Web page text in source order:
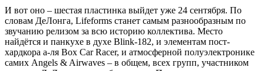
И вот оно – шестая пластинка выйдет уже 24 сентября. По
словам ДеЛонга, Lifeforms станет самым разнообразным по
звучанию релизом за всю историю коллектива. Место
найдётся и панкухе в духе Blink-182, и элементам пост-
хардкора а-ля Box Car Racer, и атмосферной полуэлектронике
самих Angels & Airwaves – в общем, всех групп, участником